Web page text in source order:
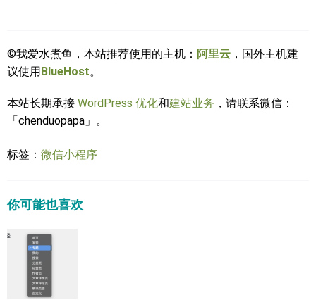
©我爱水煮鱼，本站推荐使用的主机： 阿里云 ，国外主机建
议使用BlueHost。
本站长期承接 WordPress 优化和建站业务 ，请联系微信：
「chenduopapa」。
标签： 微信小程序
你可能也喜欢